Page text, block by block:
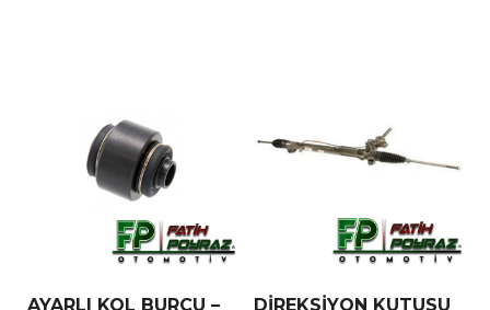
AYARLI KOL BURCU – DİREKSİYON KUTUSU